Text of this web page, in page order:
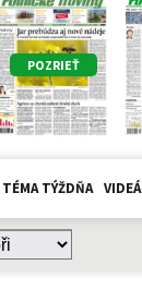
POZRIEŤ
TÉMA TÝŽDŇA VIDEÁ